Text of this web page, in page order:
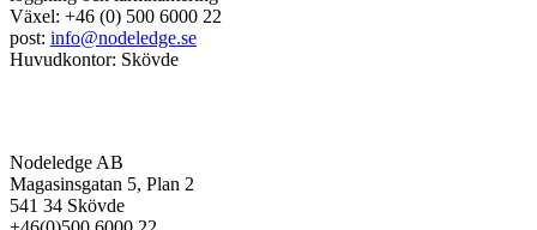
Växel: +46 (0) 500 6000 22
post: info@nodeledge.se
Huvudkontor: Skövde
Nodeledge AB
Magasinsgatan 5, Plan 2
541 34 Skövde